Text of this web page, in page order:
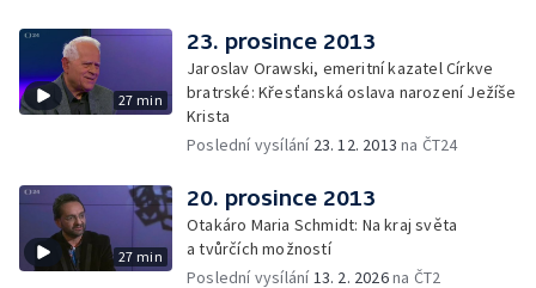
27 min
23. prosince 2013
Jaroslav Orawski, emeritní kazatel Církve
bratrské: Křesťanská oslava narození Ježíše
Krista
Poslední vysílání 23. 12. 2013 na ČT24
27 min
20. prosince 2013
Otakáro Maria Schmidt: Na kraj světa
a tvůrčích možností
Poslední vysílání13. 2. 2026na ČT2